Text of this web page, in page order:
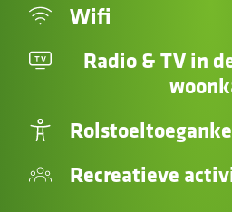
Wifi
Radio & TV in
Recreatieve